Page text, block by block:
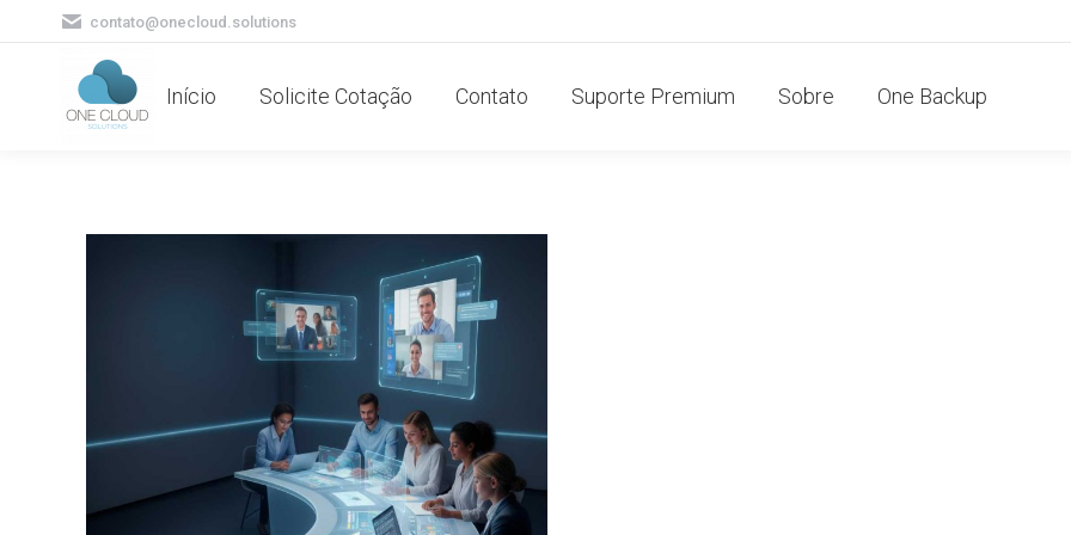
contato@onecloud.solutions
Início Solicite Cotação Contato Suporte Premium Sobre One Backup